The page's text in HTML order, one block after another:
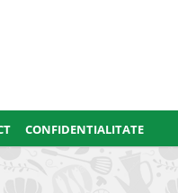
CONFIDENTIALITATE